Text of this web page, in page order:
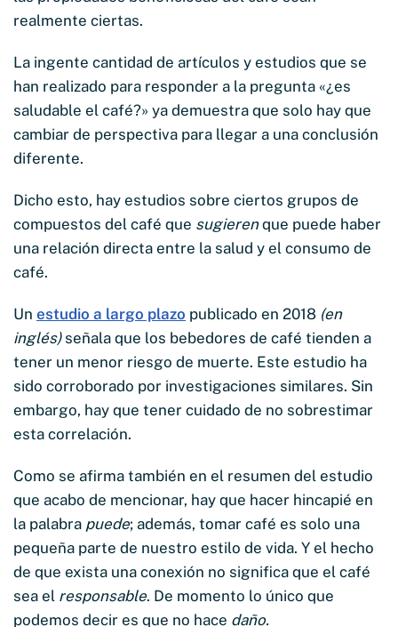
realmente ciertas.
La ingente cantidad de artículos y estudios que se
han realizado para responder a la pregunta «¿es
saludable el café?» ya demuestra que solo hay que
cambiar de perspectiva para llegar a una conclusión
diferente.
Dicho esto, hay estudios sobre ciertos grupos de
compuestos del café que sugierenque puede haber
una relación directa entre la salud y el consumo de
café.
Un estudio a largo plazo publicado en 2018 (en
inglés)señala que los bebedores de café tienden a
tener un menor riesgo de muerte. Este estudio ha
sido corroborado por investigaciones similares. Sin
embargo, hay que tener cuidado de no sobrestimar
esta correlación.
Como se afirma también en el resumen del estudio
que acabo de mencionar, hay que hacer hincapié en
la palabra puede; además, tomar café es solo una
pequeña parte de nuestro estilo de vida. Y el hecho
de que exista una conexión no significa que el café
sea el responsable. De momento lo único que
podemos decir es que no hace daño.